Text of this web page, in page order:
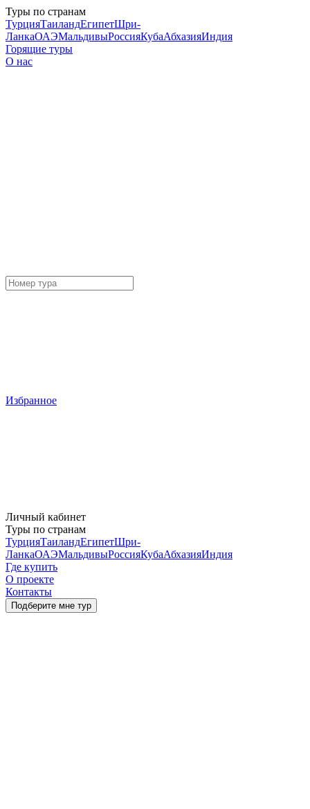
Туры по странам
ТурцияТаиландЕгипетШри-
ЛанкаОАЭМальдивыРоссияКубаАбхазияИндия
Горящие туры
О нас
Избранное
Личный кабинет
Туры по странам
ТурцияТаиландЕгипетШри-
ЛанкаОАЭМальдивыРоссияКубаАбхазияИндия
Где купить
О проекте
Контакты
Подберите мне тур